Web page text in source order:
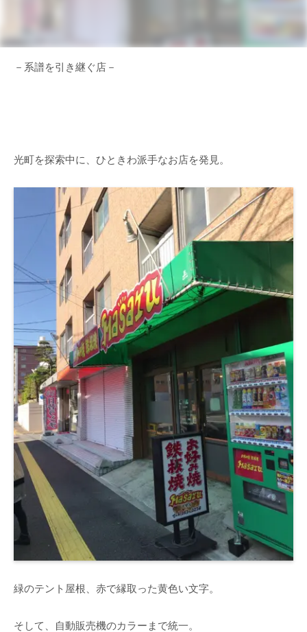
－系譜を引き継ぐ店－
光町を探索中に、ひときわ派手なお店を発見。
緑のテント屋根、赤で縁取った黄色い文字。
そして、自動販売機のカラーまで統一。